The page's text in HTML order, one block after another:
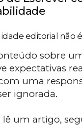
editorial não
sobre
expectativas
uma
ignorada.
um artigo,